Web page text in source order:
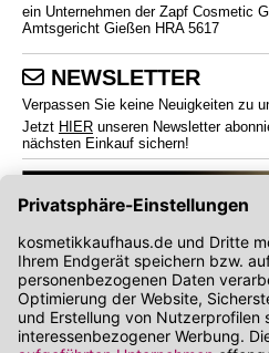
ein Unternehmen der Zapf Cosmetic
Amtsgericht Gießen HRA 5617
NEWSLETTER
Verpassen Sie keine Neuigkeiten zu
Jetzt HIER unseren Newsletter
nächsten Einkauf sichern!